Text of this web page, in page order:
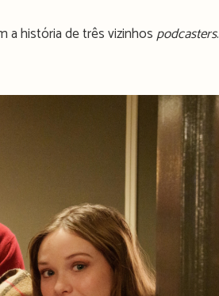
a história de três vizinhospodcasters.